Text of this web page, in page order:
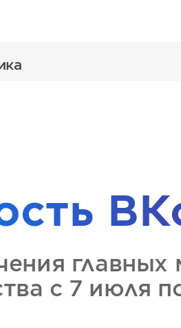
главных
с 7 июля